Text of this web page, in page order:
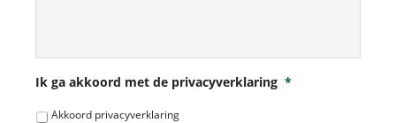
Ik ga akkoord met de privacyverklaring *
Akkoord privacyverklaring